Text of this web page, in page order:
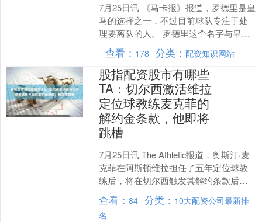
7月25日讯 《马卡报》报道，罗德里是皇
马的选择之一，不过目前球队专注于处
理要离队的人。 罗德里这个名字与皇家
马德里联系在一起已经好几年了，但确
实，在世界杯上大....
查看： 178 分类：配资知识网站
股指配资股市有哪些
TA：切尔西激活维拉
定位球教练麦克菲的
解约金条款，他即将
跳槽
7月25日讯 The Athletic报道，奥斯汀·麦
克菲在阿斯顿维拉担任了五年定位球教
练后，将在切尔西触发其解约条款后离
任。 这位46岁的教练此前吸引了包括
切....
查看：84 分类： 10大配资公司最新排
名